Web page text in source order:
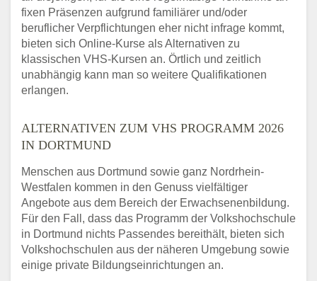
fixen Präsenzen aufgrund familiärer und/oder
beruflicher Verpflichtungen eher nicht infrage kommt,
bieten sich Online-Kurse als Alternativen zu
klassischen VHS-Kursen an. Örtlich und zeitlich
unabhängig kann man so weitere Qualifikationen
erlangen.
ALTERNATIVEN ZUM VHS PROGRAMM 2026
IN DORTMUND
Menschen aus Dortmund sowie ganz Nordrhein-
Westfalen kommen in den Genuss vielfältiger
Angebote aus dem Bereich der Erwachsenenbildung.
Für den Fall, dass das Programm der Volkshochschule
in Dortmund nichts Passendes bereithält, bieten sich
Volkshochschulen aus der näheren Umgebung sowie
einige private Bildungseinrichtungen an.